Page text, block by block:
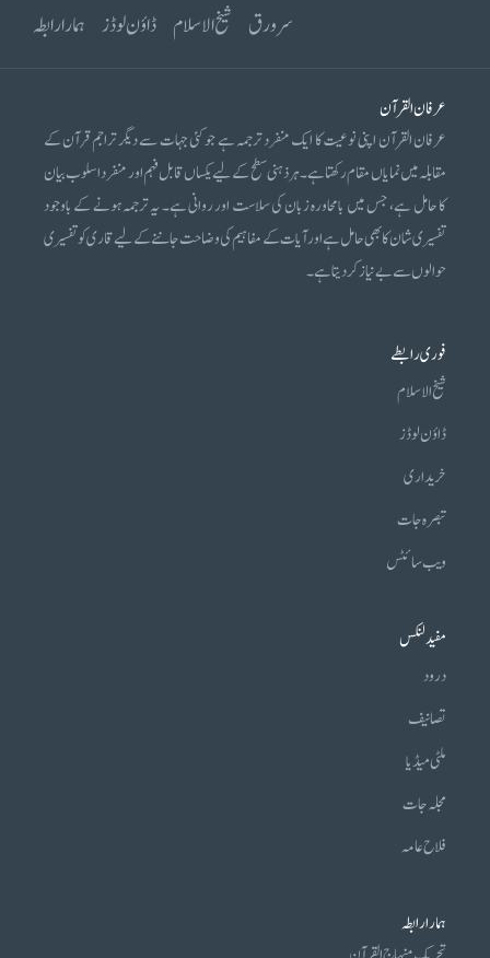
سرورق شیخ الاسلام ڈاؤن لوڈز ہمارا رابطہ
عرفان القرآن
عرفان القرآن اپنی نوعیت کا ایک منفرد ترجمہ ہے جو کئی جہات سے دیگر تراجم قرآن کے
مقابلہ میں نمایاں مقام رکھتا ہے۔ ہر ذہنی سطح کے لیے یکساں قابل فہم اور منفرد اسلوب بیان
کا حامل ہے، جس میں بامحاورہ زبان کی سلاست اور روانی ہے۔ یہ ترجمہ ہونے کے باوجود
تفسیری شان کا بھی حامل ہے اور آیات کے مفاہیم کی وضاحت جاننے کے لیے قاری کو تفسیری
حوالوں سے بے نیاز کر دیتا ہے۔
فوری رابطے
شیخ الاسلام
ڈاؤن لوڈز
خریداری
تبصرہ جات
ویب سائٹس
مفید لنکس
درود
تصانیف
ملٹی میڈیا
مجلہ جات
فلاح عامہ
ہمارا رابطہ